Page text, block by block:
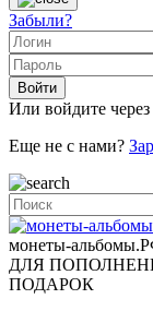
Забыли?
Или войдите через
Еще не с нами?
монеты-
ДЛЯ
ПОДАРОК